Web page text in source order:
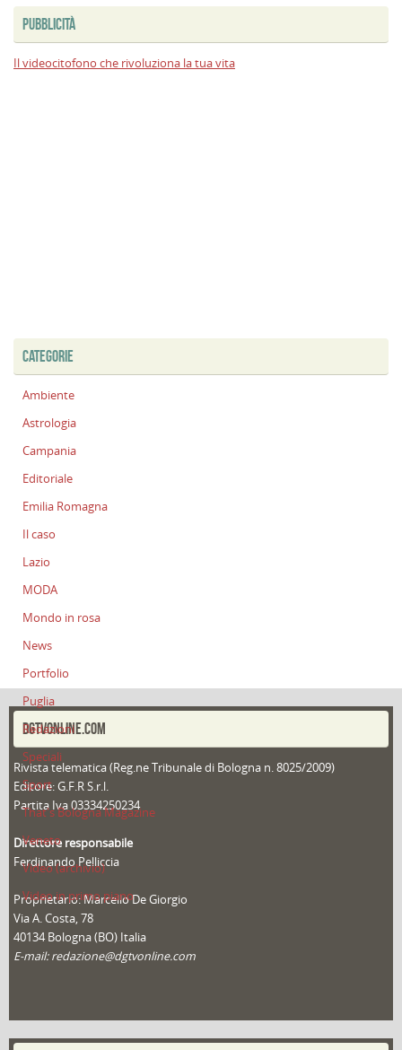
PUBBLICITÀ
Il videocitofono che rivoluziona la tua vita
CATEGORIE
Ambiente
Astrologia
Campania
Editoriale
Emilia Romagna
Il caso
Lazio
MODA
Mondo in rosa
News
Portfolio
Puglia
Redazioni
Speciali
Sport
That's Bologna Magazine
Veneto
Video (archivio)
Video in primo piano
DGTVONLINE.COM
Rivista telematica (Reg.ne Tribunale di Bologna n. 8025/2009)
Editore: G.F.R S.r.l.
Partita Iva 03334250234
Direttore responsabile
Ferdinando Pelliccia
Proprietario: Marcello De Giorgio
Via A. Costa, 78
40134 Bologna (BO) Italia
E-mail: redazione@dgtvonline.com